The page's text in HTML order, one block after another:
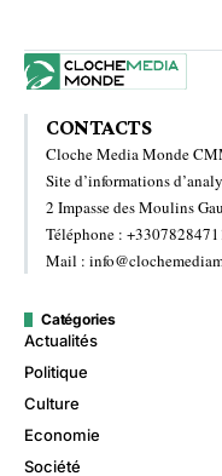
CONTACTS
Cloche Media Monde
Site d’informations
2 Impasse des Moulins
Téléphone :
Mail :
Catégories
Actualités
Politique
Culture
Economie
Société